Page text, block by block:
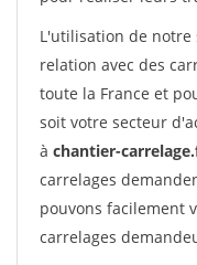
L'utilisation de notre
relation avec des
toute la France et
soit votre secteur
à chantier-
carrelages
pouvons facilement
carrelages